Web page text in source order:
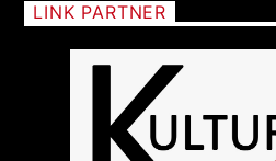
LINK PARTNER